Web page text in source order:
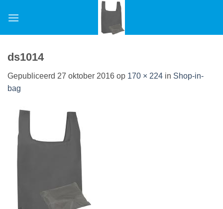
naar
ds1014
Gepubliceerd 27 oktober 2016 op 170 × 224 in Shop-in-
bag